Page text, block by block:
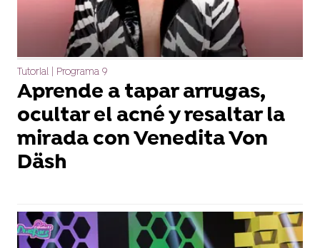
Tutorial | Programa 9
Aprende a tapar arrugas,
ocultar el acné y resaltar la
mirada con Venedita Von
Däsh